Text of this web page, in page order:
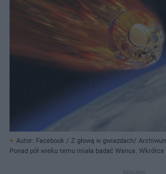
Autor: Facebook / Z głową w gwiazdach/
Ponad pół wieku temu miała badać Wenus.